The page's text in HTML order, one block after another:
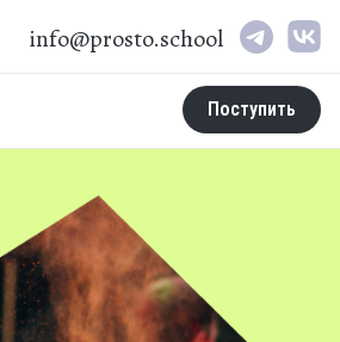
info@prosto.school
Поступить